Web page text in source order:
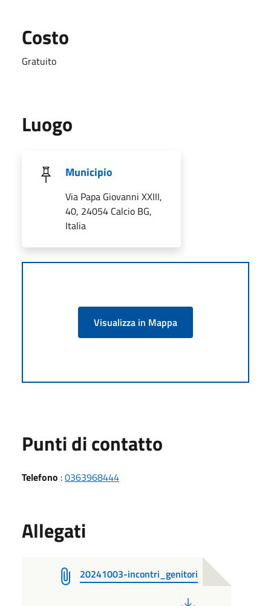
Costo
Gratuito
Luogo
Municipio
Via Papa Giovanni XXIII,
40, 24054 Calcio BG,
Italia
Visualizza in Mappa
Punti di contatto
Telefono :0363968444
Allegati
20241003-incontri_genitori